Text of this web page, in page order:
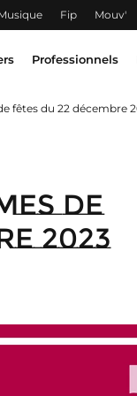
Fip Mouv'
Professionnels
fêtes du 22 décembre
de
2023